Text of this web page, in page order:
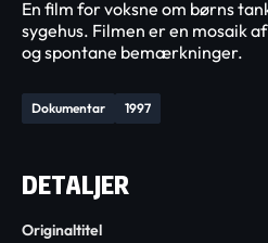
Dokumentar 1997
En film for voksne om børns
sygehus. Filmen er en mosaik
og spontane bemærkninger.
DETALJER
Originaltitel